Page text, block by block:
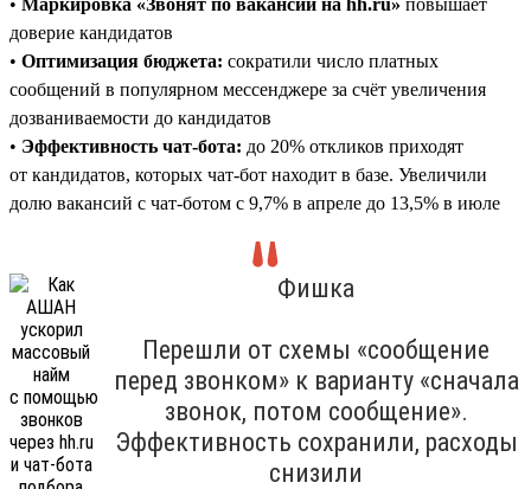
доверие кандидатов
• Оптимизация бюджета: сократили число платных
сообщений в популярном мессенджере за счёт увеличения
дозваниваемости до кандидатов
• Эффективность чат-бота: до 20% откликов приходят
от кандидатов, которых чат-бот находит в базе. Увеличили
долю вакансий с чат-ботом с 9,7% в апреле до 13,5% в июле
Фишка
Перешли от схемы «сообщение
перед звонком» к варианту «сначала
звонок, потом сообщение».
Эффективность сохранили, расходы
снизили